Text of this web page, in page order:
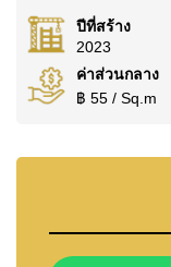
ปีที่สร้าง
2023
ค่าส่วนกลาง
฿ 55 / Sq.m